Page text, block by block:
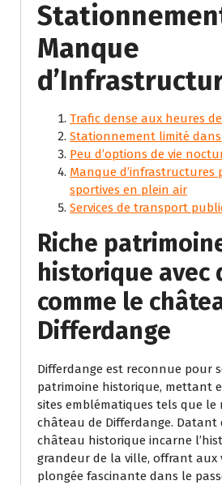
Manque
Trafic dense aux heures
Stationnement limité
Peu d’options de vie
Manque d’infrastructures
sportives en plein air
Services de transport
Riche
historique avec
comme le
Differdange
Differdange est reconnue pour
patrimoine historique, mettant
sites emblématiques tels que le
château de Differdange. Datant
château historique incarne
grandeur de la ville, offrant aux
plongée fascinante dans le